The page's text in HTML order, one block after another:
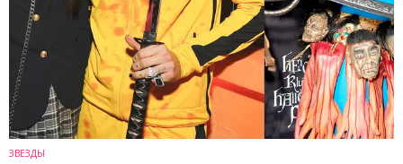
ЗВЕЗДЫ